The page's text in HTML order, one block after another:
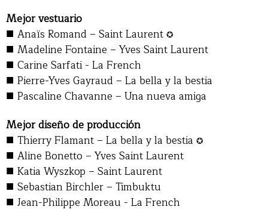
Mejor vestuario
■ Anaïs Romand – Saint Laurent ✪
■ Madeline Fontaine – Yves Saint Laurent
■ Carine Sarfati - La French
■ Pierre-Yves Gayraud – La bella y la bestia
■ Pascaline Chavanne – Una nueva amiga
Mejor diseño de producción
■ Thierry Flamant – La bella y la bestia ✪
■ Aline Bonetto – Yves Saint Laurent
■ Katia Wyszkop – Saint Laurent
■ Sebastian Birchler – Timbuktu
■ Jean-Philippe Moreau - La French